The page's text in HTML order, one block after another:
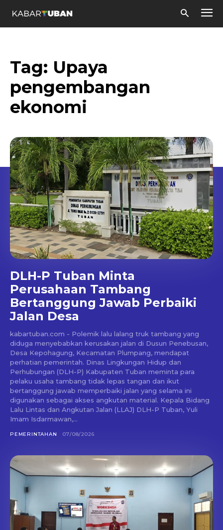
Tag: Upaya
pengembangan
ekonomi
DLH-P Tuban Minta
Perusahaan Tambang
Bertanggung Jawab Perbaiki
Jalan Desa
kabartuban.com - Polemik lalu lalang truk tambang yang
diduga menyebabkan kerusakan jalan di Dusun Penebusan,
Desa Kepohagung, Kecamatan Plumpang, mendapat
perhatian pemerintah. Dinas Lingkungan Hidup dan
Perhubungan (DLH-P) Kabupaten Tuban meminta para
pelaku usaha tambang tidak lepas tangan dan ikut
bertanggung jawab memperbaiki jalan yang selama ini
digunakan sebagai akses angkutan material. Kepala Bidang
Lalu Lintas dan Angkutan Jalan (LLAJ) DLH-P Tuban, Yuli
Imam Isdarmawan,...
PEMERINTAHAN 07/08/2026